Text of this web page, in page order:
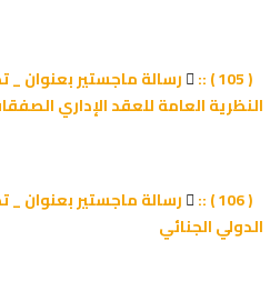
رسالة ماجستير بعنوان _
النظرية العامة للعقد الإداري
رسالة ماجستير بعنوان _
الدولي الجنائي